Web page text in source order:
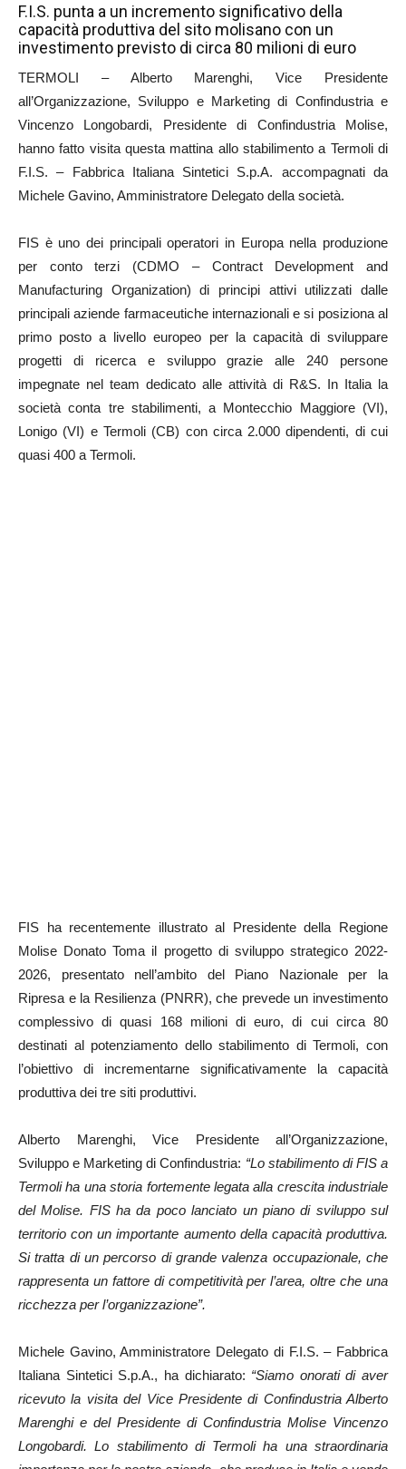
F.I.S. punta a un incremento significativo della
capacità produttiva del sito molisano con un
investimento previsto di circa 80 milioni di euro
TERMOLI – Alberto Marenghi, Vice Presidente
all’Organizzazione, Sviluppo e Marketing di Confindustria e
Vincenzo Longobardi, Presidente di Confindustria Molise,
hanno fatto visita questa mattina allo stabilimento a Termoli di
F.I.S. – Fabbrica Italiana Sintetici S.p.A. accompagnati da
Michele Gavino, Amministratore Delegato della società.
FIS è uno dei principali operatori in Europa nella produzione
per conto terzi (CDMO – Contract Development and
Manufacturing Organization) di principi attivi utilizzati dalle
principali aziende farmaceutiche internazionali e si posiziona al
primo posto a livello europeo per la capacità di sviluppare
progetti di ricerca e sviluppo grazie alle 240 persone
impegnate nel team dedicato alle attività di R&S. In Italia la
società conta tre stabilimenti, a Montecchio Maggiore (VI),
Lonigo (VI) e Termoli (CB) con circa 2.000 dipendenti, di cui
quasi 400 a Termoli.
FIS ha recentemente illustrato al Presidente della Regione
Molise Donato Toma il progetto di sviluppo strategico 2022-
2026, presentato nell’ambito del Piano Nazionale per la
Ripresa e la Resilienza (PNRR), che prevede un investimento
complessivo di quasi 168 milioni di euro, di cui circa 80
destinati al potenziamento dello stabilimento di Termoli, con
l’obiettivo di incrementarne significativamente la capacità
produttiva dei tre siti produttivi.
Alberto Marenghi, Vice Presidente all’Organizzazione,
Sviluppo e Marketing di Confindustria: “Lo stabilimento di FIS a
Termoli ha una storia fortemente legata alla crescita industriale
del Molise. FIS ha da poco lanciato un piano di sviluppo sul
territorio con un importante aumento della capacità produttiva.
Si tratta di un percorso di grande valenza occupazionale, che
rappresenta un fattore di competitività per l’area, oltre che una
ricchezza per l’organizzazione”.
Michele Gavino, Amministratore Delegato di F.I.S. – Fabbrica
Italiana Sintetici S.p.A., ha dichiarato: “Siamo onorati di aver
ricevuto la visita del Vice Presidente di Confindustria Alberto
Marenghi e del Presidente di Confindustria Molise Vincenzo
Longobardi. Lo stabilimento di Termoli ha una straordinaria